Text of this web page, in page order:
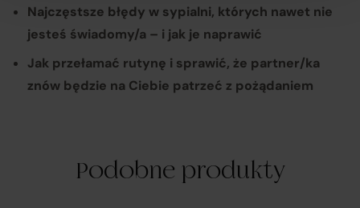
Najczęstsze błędy w sypialni, których nawet nie
jesteś świadomy/a – i jak je naprawić
Jak przełamać rutynę i sprawić, że partner/ka
znów będzie na Ciebie patrzeć z pożądaniem
Podobne produkty
Platforma Verenza.pl prowadzona jest przez R&B
Commerce spółka z ograniczoną odpowiedzialnością
jako dostawcę platformy.
którzy prezentują swoje oferty handlowe za